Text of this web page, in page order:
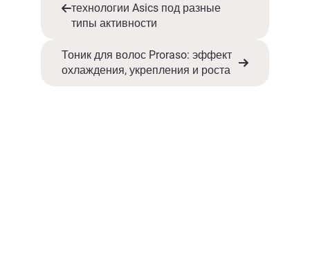
технологии Asics под разные
типы активности
Тоник для волос Proraso: эффект
охлаждения, укрепления и роста